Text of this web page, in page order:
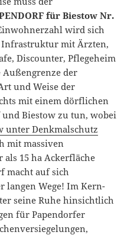
für Biestow Nr.
wird sich
Infrastruktur mit Ärzten,
Discounter, Pflegeheim
der
und Weise der
mit einem dörflichen
Biestow zu tun, wobei
unter Denkmalschutz
mit massiven
als 15 ha Ackerfläche
macht auf sich
langen Wege! Im Kern-
seine Ruhe hinsichtlich
für Papendorfer